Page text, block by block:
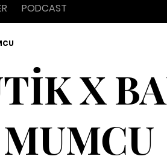
PODCAST
X
MUMCU